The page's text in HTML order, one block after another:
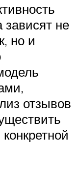
зависят не
но и
отзывов